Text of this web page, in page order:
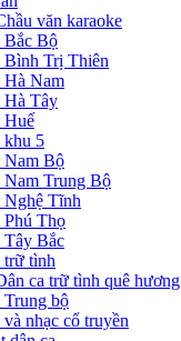
văn karaoke
Bắc Bộ
Bình Trị Thiên
Hà Nam
Hà Tây
Huế
khu 5
Nam Bộ
Nam Trung Bộ
Nghệ Tĩnh
Phú Thọ
Tây Bắc
trữ tình
ca trữ tình quê hương
Trung bộ
và nhạc cổ truyền